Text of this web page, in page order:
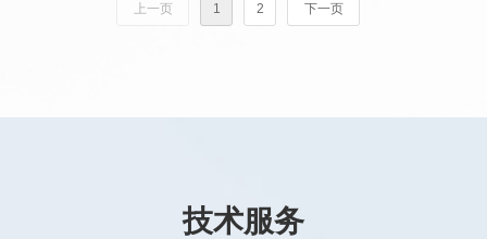
上一页 1 2 下一页
技术服务